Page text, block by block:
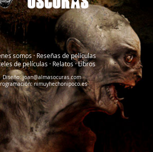
somos·Reseñas de películas
de películas · Relatos·Libros
Diseño:joan@almasocuras.com
nimuyhechonipoco.es